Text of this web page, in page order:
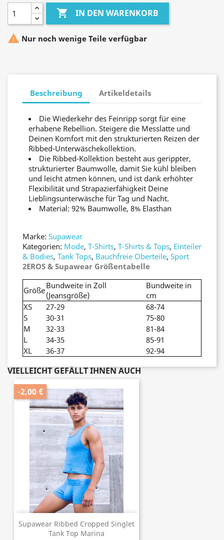
 IN DEN WARENKORB
 Nur noch wenige Teile verfügbar
Beschreibung Artikeldetails
Die Wiederkehr des Feinripp sorgt für eine
erhabene Rebellion. Steigere die Messlatte und
Deinen Komfort mit den strukturierten Reizen der
Ribbed-Unterwäschekollektion.
Die Ribbed-Kollektion besteht aus gerippter,
strukturierter Baumwolle, damit Sie kühl bleiben
und leicht atmen können, und ist dank erhöhter
Flexibilität und Strapazierfähigkeit Deine
Lieblingsunterwäsche für Tag und Nacht.
Material: 92% Baumwolle, 8% Elasthan
Marke: Supawear
Kategorien: Mode, T-Shirts, T-Shirts & Tops, Einteiler
& Bodies, Tank Tops, Bauchfreie Oberteile, Sport
2EROS & Supawear Größentabelle
GrößeBundweite in Zoll
(Jeansgröße)
Bundweite in
cm
XS
27-29
68-74
S
30-31
75-80
M
32-33
81-84
L
34-35
85-91
XL
36-37 92-94
VIELLEICHT GEFÄLLT IHNEN AUCH
Supawear Ribbed Cropped Singlet
Tank Top Marina
-2,00 €